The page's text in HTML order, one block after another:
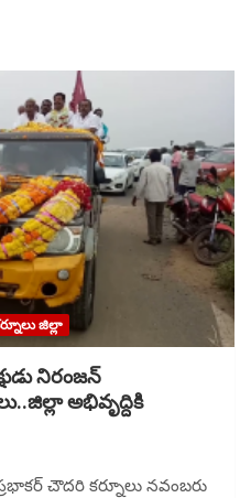
జిల్లా
నిరంజన్
అభివృద్దికి
చౌదరి కర్నూలు నవంబరు